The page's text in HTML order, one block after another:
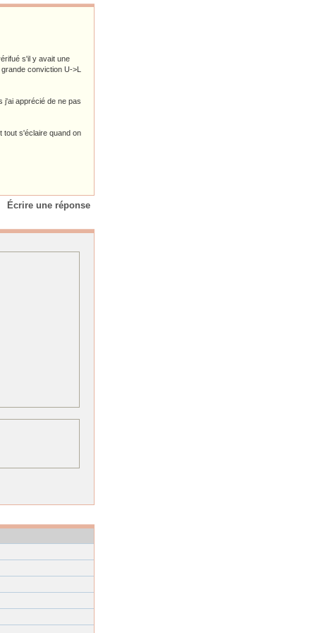
s'il y avait une
conviction U->L
j'ai apprécié de ne pas
tout s'éclaire quand on
Écrire une réponse